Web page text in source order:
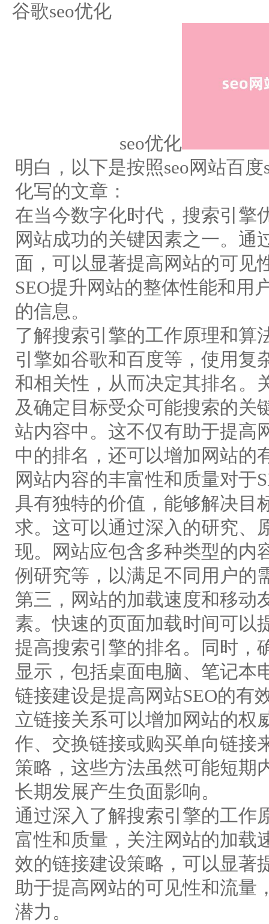
谷歌seo优化
seo优化
明白，以下是按照seo网站百
化写的文章：
在当今数字化时代，搜索引擎
网站成功的关键因素之一。通
面，可以显著提高网站的可见
SEO提升网站的整体性能和用
的信息。
了解搜索引擎的工作原理和算
引擎如谷歌和百度等，使用复
和相关性，从而决定其排名。
及确定目标受众可能搜索的关
站内容中。这不仅有助于提高
中的排名，还可以增加网站的
网站内容的丰富性和质量对于
具有独特的价值，能够解决目
求。这可以通过深入的研究、
现。网站应包含多种类型的内
例研究等，以满足不同用户的
第三，网站的加载速度和移动
素。快速的页面加载时间可以
提高搜索引擎的排名。同时，
显示，包括桌面电脑、笔记本
链接建设是提高网站SEO的有
立链接关系可以增加网站的权
作、交换链接或购买单向链接
策略，这些方法虽然可能短期
长期发展产生负面影响。
通过深入了解搜索引擎的工作
富性和质量，关注网站的加载
效的链接建设策略，可以显著
助于提高网站的可见性和流量
潜力。